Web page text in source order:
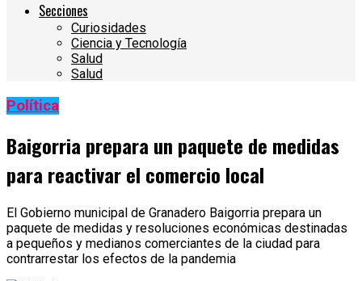
Secciones
Curiosidades
Ciencia y Tecnología
Salud
Salud
Política
Baigorria prepara un paquete de medidas
para reactivar el comercio local
El Gobierno municipal de Granadero Baigorria prepara un
paquete de medidas y resoluciones económicas destinadas
a pequeños y medianos comerciantes de la ciudad para
contrarrestar los efectos de la pandemia